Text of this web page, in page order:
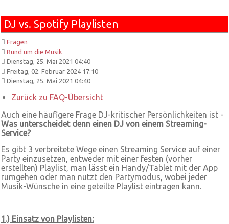
DJ vs. Spotify Playlisten
Fragen
Rund um die Musik
Dienstag, 25. Mai 2021 04:40
Freitag, 02. Februar 2024 17:10
Dienstag, 25. Mai 2021 04:40
Zurück zu FAQ-Übersicht
Auch eine häufigere Frage DJ-kritischer Persönlichkeiten ist -
Was unterscheidet denn einen DJ von einem Streaming-
Service?
Es gibt 3 verbreitete Wege einen Streaming Service auf einer
Party einzusetzen, entweder mit einer festen (vorher
erstellten) Playlist, man lässt ein Handy/Tablet mit der App
rumgehen oder man nutzt den Partymodus, wobei jeder
Musik-Wünsche in eine geteilte Playlist eintragen kann.
1.) Einsatz von Playlisten: